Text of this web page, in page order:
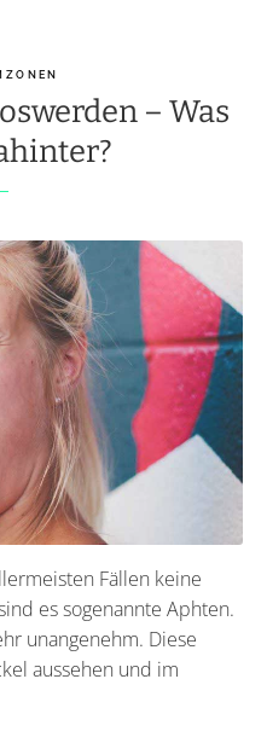
– Was
Fällen keine
es sogenannte Aphten.
unangenehm. Diese
aussehen und im